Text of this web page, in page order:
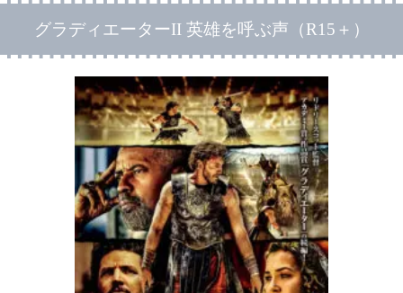
グラディエーターII 英雄を呼ぶ声（R15＋）